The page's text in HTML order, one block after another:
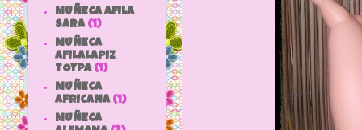
MUÑECA AFILA
SARA (1)
MUÑECA
AFILALAPIZ
TOYPA (1)
MUÑECA
AFRICANA (1)
MUÑECA